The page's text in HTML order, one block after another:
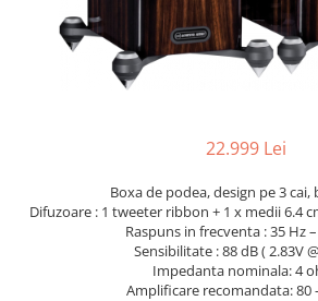
22.999 Lei
Boxa de podea, design pe 3 cai,
Difuzoare : 1 tweeter ribbon + 1 x medii 6.4
Raspuns in frecventa : 35 Hz
Sensibilitate : 88 dB ( 2.83V
Impedanta nominala: 4
Amplificare recomandata: 80